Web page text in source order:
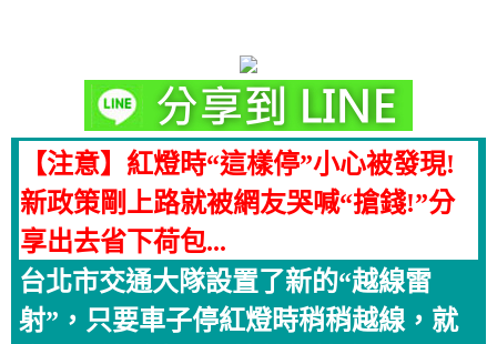
【注意】紅燈時“這樣停”小心被發現!
新政策剛上路就被網友哭喊“搶錢!”分
享出去省下荷包...
台北市交通大隊設置了新的“越線雷
射”，只要車子停紅燈時稍稍越線，就